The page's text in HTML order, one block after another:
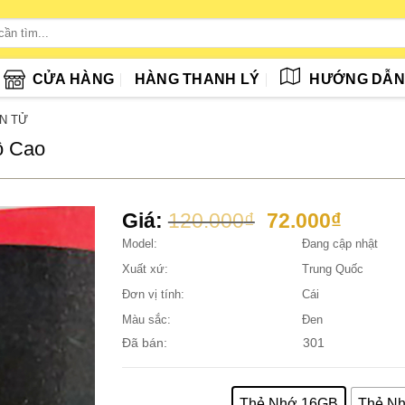
CỬA HÀNG HÀNG THANH LÝ HƯỚNG DẪN
TỬ
Cao
Giá:120.000₫ Giá
120.000₫.
72.000₫Giá
hiện
tại
là:
Model:
Đang cập nhật
Xuất xứ:
Trung Quốc
Đơn vị tính:
Cái
Màu sắc:
Đen
Đã bán: 301